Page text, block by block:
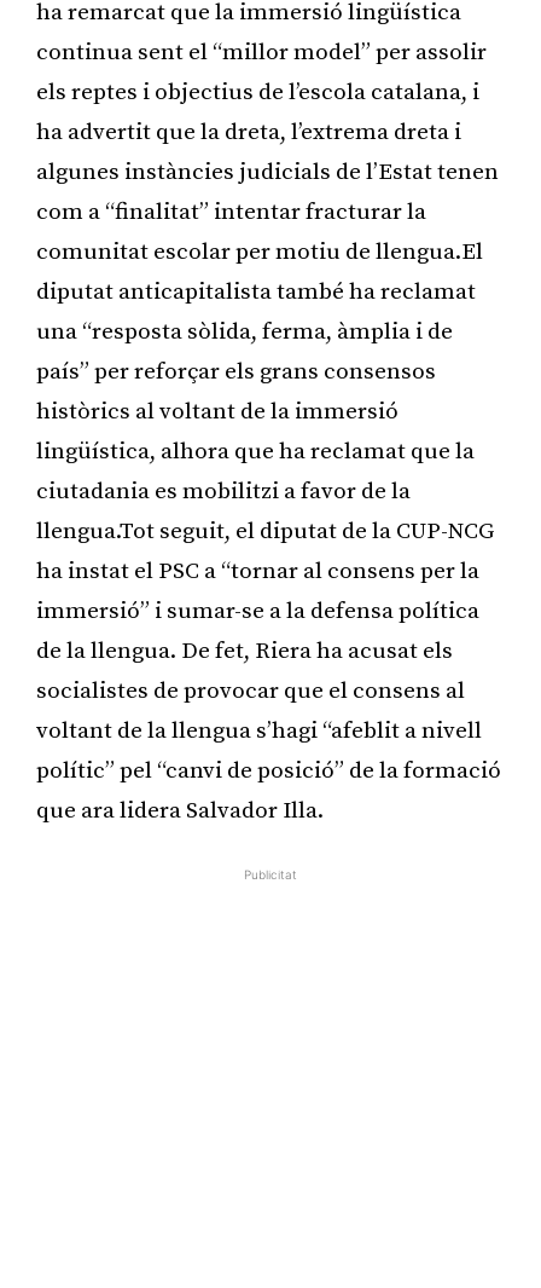
ha remarcat que la immersió lingüística
continua sent el “millor model” per assolir
els reptes i objectius de l’escola catalana, i
ha advertit que la dreta, l’extrema dreta i
algunes instàncies judicials de l’Estat tenen
com a “finalitat” intentar fracturar la
comunitat escolar per motiu de llengua.El
diputat anticapitalista també ha reclamat
una “resposta sòlida, ferma, àmplia i de
país” per reforçar els grans consensos
històrics al voltant de la immersió
lingüística, alhora que ha reclamat que la
ciutadania es mobilitzi a favor de la
llengua.Tot seguit, el diputat de la CUP-NCG
ha instat el PSC a “tornar al consens per la
immersió” i sumar-se a la defensa política
de la llengua. De fet, Riera ha acusat els
socialistes de provocar que el consens al
voltant de la llengua s’hagi “afeblit a nivell
polític” pel “canvi de posició” de la formació
que ara lidera Salvador Illa.
Publicitat